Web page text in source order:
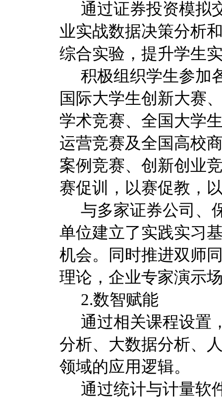
通过证券投资模拟
业实战数据决策分析
综合实验，提升学生
积极组织学生参加
国际大学生创新大赛
学术竞赛、全国大学
运营竞赛及全国高校
案例竞赛、创新创业
赛促训，以赛促教，
与多家证券公司、
单位建立了实践实习
机会。同时推进双师
理论，企业专家演示
2.数智赋能
通过相关课程设置
分析、大数据分析、
领域的应用逻辑。
通过统计与计量软